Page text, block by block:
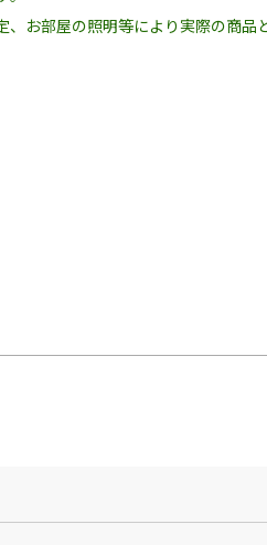
お部屋の照明等により実際の商品